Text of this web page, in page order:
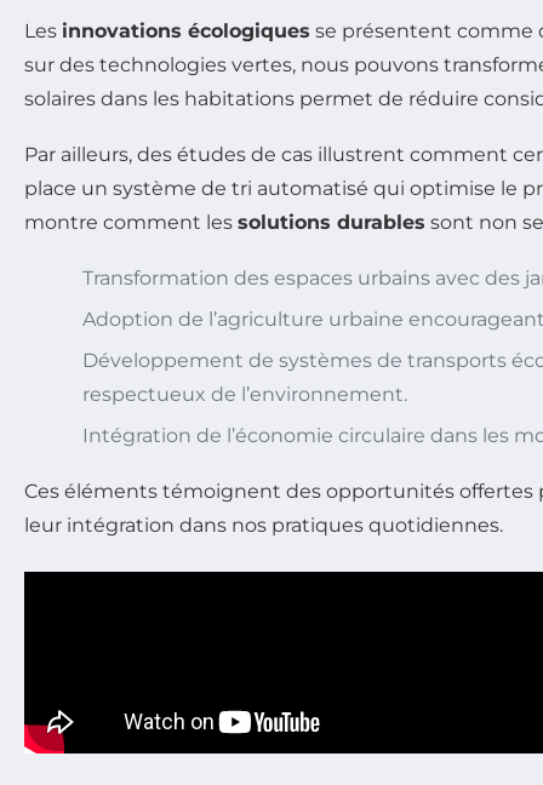
Les innovations écologiques se présentent comme
sur des technologies vertes, nous pouvons
solaires dans les habitations permet de réduire
Par ailleurs, des études de cas illustrent comment
place un système de tri automatisé qui optimise le
montre comment les solutions durables sont non
Transformation des espaces urbains avec des
Adoption de l’agriculture urbaine
Développement de systèmes de transports
respectueux de l’environnement.
Intégration de l’économie circulaire dans les
Ces éléments témoignent des opportunités offertes
leur intégration dans nos pratiques quotidiennes.